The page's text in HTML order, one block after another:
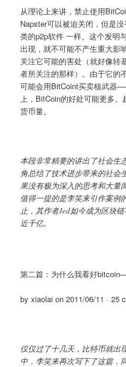
从理论上来讲，禁止使用
Napster可以被迫关闭，但是
类的p2p软件 一样。这个发明
出现，就不可能不产生重大影
关注它可能的害处（就好像转
者所关注的那样）。由于它的
可能会用BitCoint买卖核武器
上，BitCoin的好处可能更多
货币量。
本段非常精要的讲出了社会生
角总结了技术进步带来的社会
果没有极为深入的思考和大量
值得一提的是李笑来引作案例
止，其作者Jed如今成为区块
近千亿。
第二篇：为什么我看好
by xiaolai on 2011/06/11 · 25
仅仅过了十几天，比特币就出
中，李笑来再次写下了这篇，